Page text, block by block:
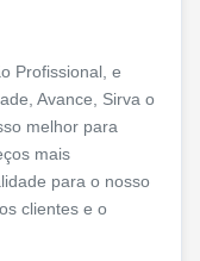
Profissional, e
Avance, Sirva o
melhor para
mais
para o nosso
clientes e o